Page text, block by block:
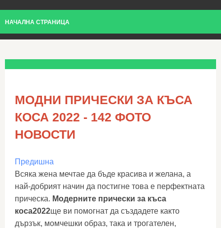
НАЧАЛНА СТРАНИЦА
МОДНИ ПРИЧЕСКИ ЗА КЪСА
КОСА 2022 - 142 ФОТО
НОВОСТИ
Предишна
Всяка жена мечтае да бъде красива и желана, а
най-добрият начин да постигне това е перфектната
прическа. Модерните прически за къса
коса2022ще ви помогнат да създадете както
дързък, момчешки образ, така и трогателен,